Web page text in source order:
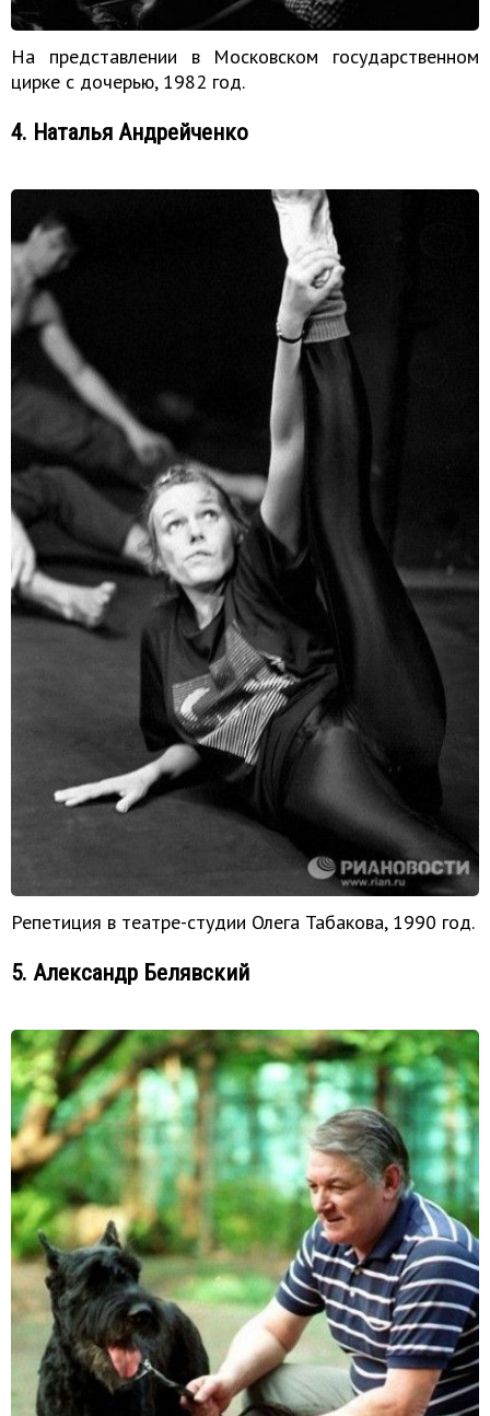
На представлении в Московском государственном
цирке с дочерью, 1982 год.
4. Наталья Андрейченко
Репетиция в театре-студии Олега Табакова, 1990 год.
5. Александр Белявский